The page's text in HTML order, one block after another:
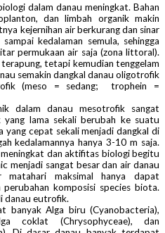
dalam danau meningkat. Bahan
dan limbah organik makin
kejernihan air berkurang dan sinar
kedalaman semula, sehingga
permukaan air saja (zona littoral).
tetapi kemudian tenggelam
semakin dangkal danau oligotrofik
(meso = sedang; trophein =
dalam danau mesotrofik sangat
lama sekali berubah ke suatu
cepat sekali menjadi dangkal di
kedalamannya hanya 3-10 m saja.
dan aktifitas biologi begitu
menjadi sangat besar dan air danau
matahari maksimal hanya dapat
komposisi species biota.
danau eutrofik.
banyak Alga biru (Cyanobacteria),
coklat (Chrysophyceae), dan